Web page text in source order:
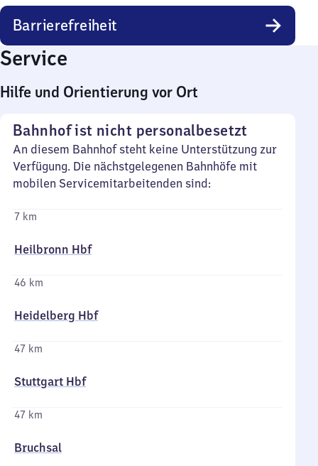
Barrierefreiheit
Service
Hilfe und Orientierung vor Ort
Bahnhof ist nicht personalbesetzt
An diesem Bahnhof steht keine Unterstützung zur
Verfügung. Die nächstgelegenen Bahnhöfe mit
mobilen Servicemitarbeitenden sind:
7 km
Heilbronn Hbf
46 km
Heidelberg Hbf
47 km
Stuttgart Hbf
47 km
Bruchsal